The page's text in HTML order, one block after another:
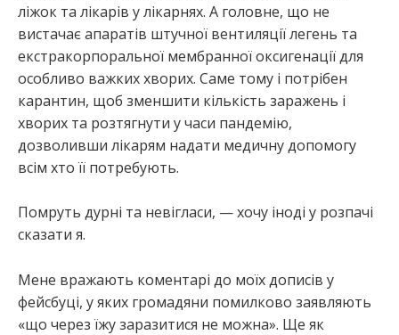
ліжок та лікарів у лікарнях. А головне, що не
вистачає апаратів штучної вентиляції легень та
екстракорпоральної мембранної оксигенації для
особливо важких хворих. Саме тому і потрібен
карантин, щоб зменшити кількість заражень і
хворих та розтягнути у часи пандемію,
дозволивши лікарям надати медичну допомогу
всім хто її потребують.
Помруть дурні та невігласи, — хочу іноді у розпачі
сказати я.
Мене вражають коментарі до моїх дописів у
фейсбуці, у яких громадяни помилково заявляють
«що через їжу заразитися не можна». Ще як